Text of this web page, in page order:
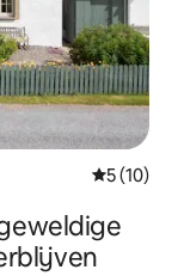
5 (10)